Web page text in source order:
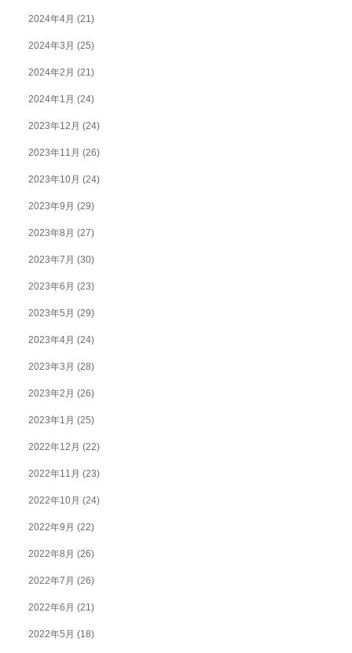
2024年4月 (21)
2024年3月 (25)
2024年2月 (21)
2024年1月 (24)
2023年12月 (24)
2023年11月 (26)
2023年10月 (24)
2023年9月 (29)
2023年8月 (27)
2023年7月 (30)
2023年6月 (23)
2023年5月 (29)
2023年4月 (24)
2023年3月 (28)
2023年2月 (26)
2023年1月 (25)
2022年12月 (22)
2022年11月 (23)
2022年10月 (24)
2022年9月 (22)
2022年8月 (26)
2022年7月 (26)
2022年6月 (21)
2022年5月 (18)